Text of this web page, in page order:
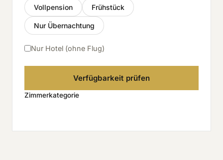
Vollpension Frühstück
Nur Übernachtung
Nur Hotel (ohne Flug)
Verfügbarkeit prüfen
Zimmerkategorie